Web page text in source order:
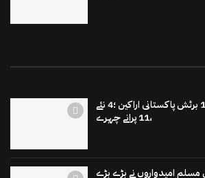
برطانوی پارلیمنٹ میں 15 برٹش پاکستانی اراکین ؛4 نئے
،11 پرانے چہرے
مسلم امیدواروں نے بڑے بڑے